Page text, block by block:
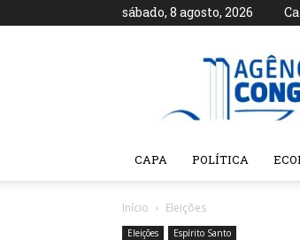
sábado, 8 agosto, 2026
Agência
CAPA POLÍTICA
Início Eleições
Eleições Espírito Santo